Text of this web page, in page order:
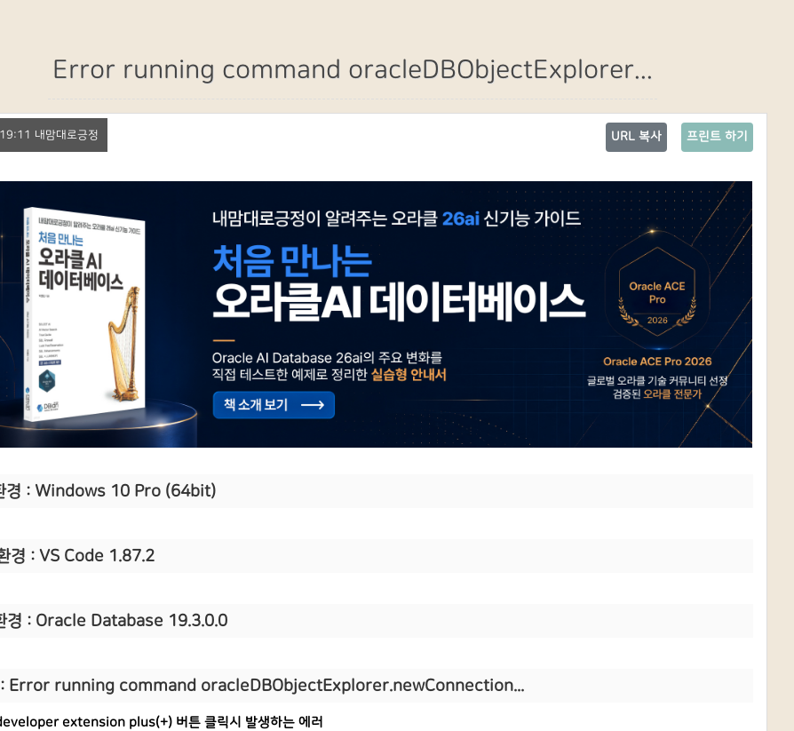
Error running command oracleDBObjectExplorer...
내맘대로긍정 프린트 하기
URL 복사
경 : Windows 10 Pro (64bit)
경 : VS Code 1.87.2
경 : Oracle Database 19.3.0.0
: Error running command oracleDBObjectExplorer.newConnection...
extension plus(+) 버튼 클릭시 발생하는 에러